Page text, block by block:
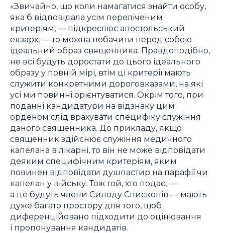
«Звичайно, що коли намагатися знайти особу,
яка б відповідала усім переліченим
критеріям, — підкреслює апостольський
екзарх, — то можна побачити перед собою
ідеальний образ священника. Правдоподібно,
не всі будуть доростати до цього ідеального
образу у повній мірі, втім ці критерії мають
служити конкретними дороговказами, на які
усі ми повинні орієнтуватися. Окрім того, при
поданні кандидатури на відзнаку цим
орденом слід врахувати специфіку служіння
даного священника. До прикладу, якщо
священник здійснює служіння медичного
капелана в лікарні, то він не може відповідати
деяким специфічним критеріям, яким
повинен відповідати душпастир на парафії чи
капелан у війську. Тож той, хто подає, —
а це будуть члени Синоду Єпископів — мають
дуже багато простору для того, щоб
диференційовано підходити до оцінювання
і пропонування кандидатів.